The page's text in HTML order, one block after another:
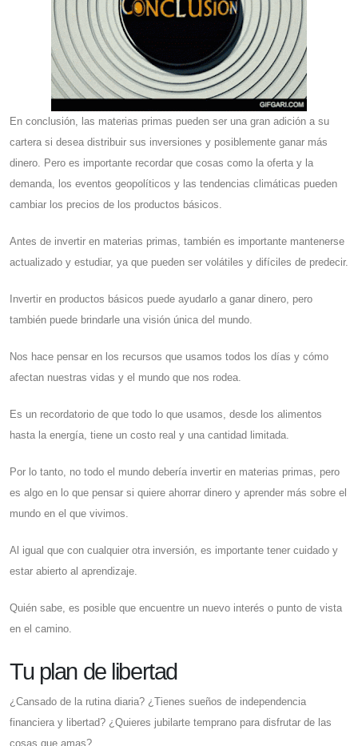
En conclusión, las materias primas pueden ser una gran adición a su
cartera si desea distribuir sus inversiones y posiblemente ganar más
dinero. Pero es importante recordar que cosas como la oferta y la
demanda, los eventos geopolíticos y las tendencias climáticas pueden
cambiar los precios de los productos básicos.
Antes de invertir en materias primas, también es importante mantenerse
actualizado y estudiar, ya que pueden ser volátiles y difíciles de predecir.
Invertir en productos básicos puede ayudarlo a ganar dinero, pero
también puede brindarle una visión única del mundo.
Nos hace pensar en los recursos que usamos todos los días y cómo
afectan nuestras vidas y el mundo que nos rodea.
Es un recordatorio de que todo lo que usamos, desde los alimentos
hasta la energía, tiene un costo real y una cantidad limitada.
Por lo tanto, no todo el mundo debería invertir en materias primas, pero
es algo en lo que pensar si quiere ahorrar dinero y aprender más sobre el
mundo en el que vivimos.
Al igual que con cualquier otra inversión, es importante tener cuidado y
estar abierto al aprendizaje.
Quién sabe, es posible que encuentre un nuevo interés o punto de vista
en el camino.
Tu plan de libertad
¿Cansado de la rutina diaria? ¿Tienes sueños de independencia
financiera y libertad? ¿Quieres jubilarte temprano para disfrutar de las
cosas que amas?